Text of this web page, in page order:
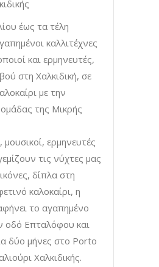
έως τα τέλη
καλλιτέχνες
και ερμηνευτές,
στη Χαλκιδική, σε
με την
ομάδας της Μικρής
μουσικοί, ερμηνευτές
τις νύχτες μας
δίπλα στη
καλοκαίρι, η
το αγαπημένο
οδό Επταλόφου και
δύο μήνες στο Porto
Χαλκιδικής.